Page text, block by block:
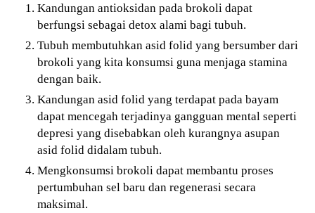
Kandungan antioksidan pada brokoli dapat
berfungsi sebagai detox alami bagi tubuh.
Tubuh membutuhkan asid folid yang bersumber dari
brokoli yang kita konsumsi guna menjaga stamina
dengan baik.
Kandungan asid folid yang terdapat pada bayam
dapat mencegah terjadinya gangguan mental seperti
depresi yang disebabkan oleh kurangnya asupan
asid folid didalam tubuh.
Mengkonsumsi brokoli dapat membantu proses
pertumbuhan sel baru dan regenerasi secara
maksimal.